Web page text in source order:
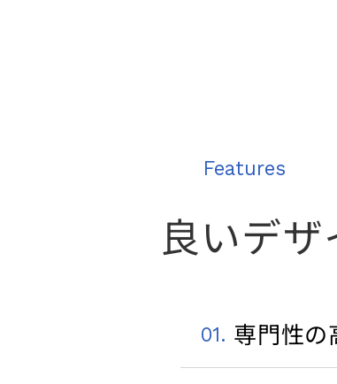
Features
良いデ
01. 専門性の